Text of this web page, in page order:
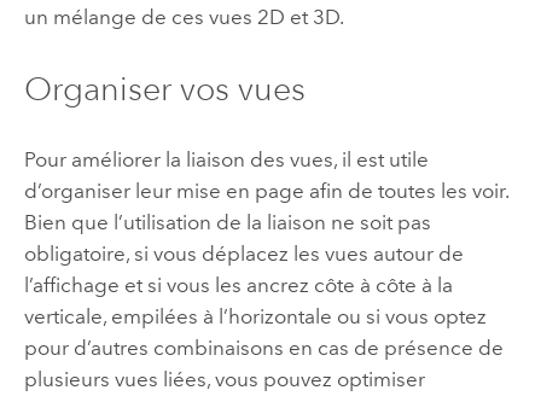
un mélange de ces vues 2D et 3D.
Organiser vos vues
Pour améliorer la liaison des vues, il est utile
d’organiser leur mise en page afin de toutes les voir.
Bien que l’utilisation de la liaison ne soit pas
obligatoire, si vous déplacez les vues autour de
l’affichage et si vous les ancrez côte à côte à la
verticale, empilées à l’horizontale ou si vous optez
pour d’autres combinaisons en cas de présence de
plusieurs vues liées, vous pouvez optimiser